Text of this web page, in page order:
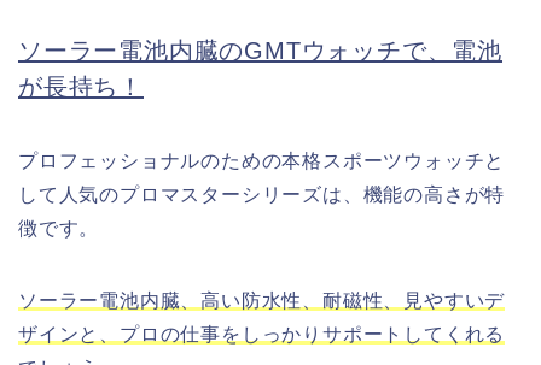
ソーラー電池内臓のGMTウォッチで、電池
が長持ち！
プロフェッショナルのための本格スポーツウォッチと
して人気のプロマスターシリーズは、機能の高さが特
徴です。
ソーラー電池内臓、高い防水性、耐磁性、見やすいデ
ザインと、プロの仕事をしっかりサポートしてくれる